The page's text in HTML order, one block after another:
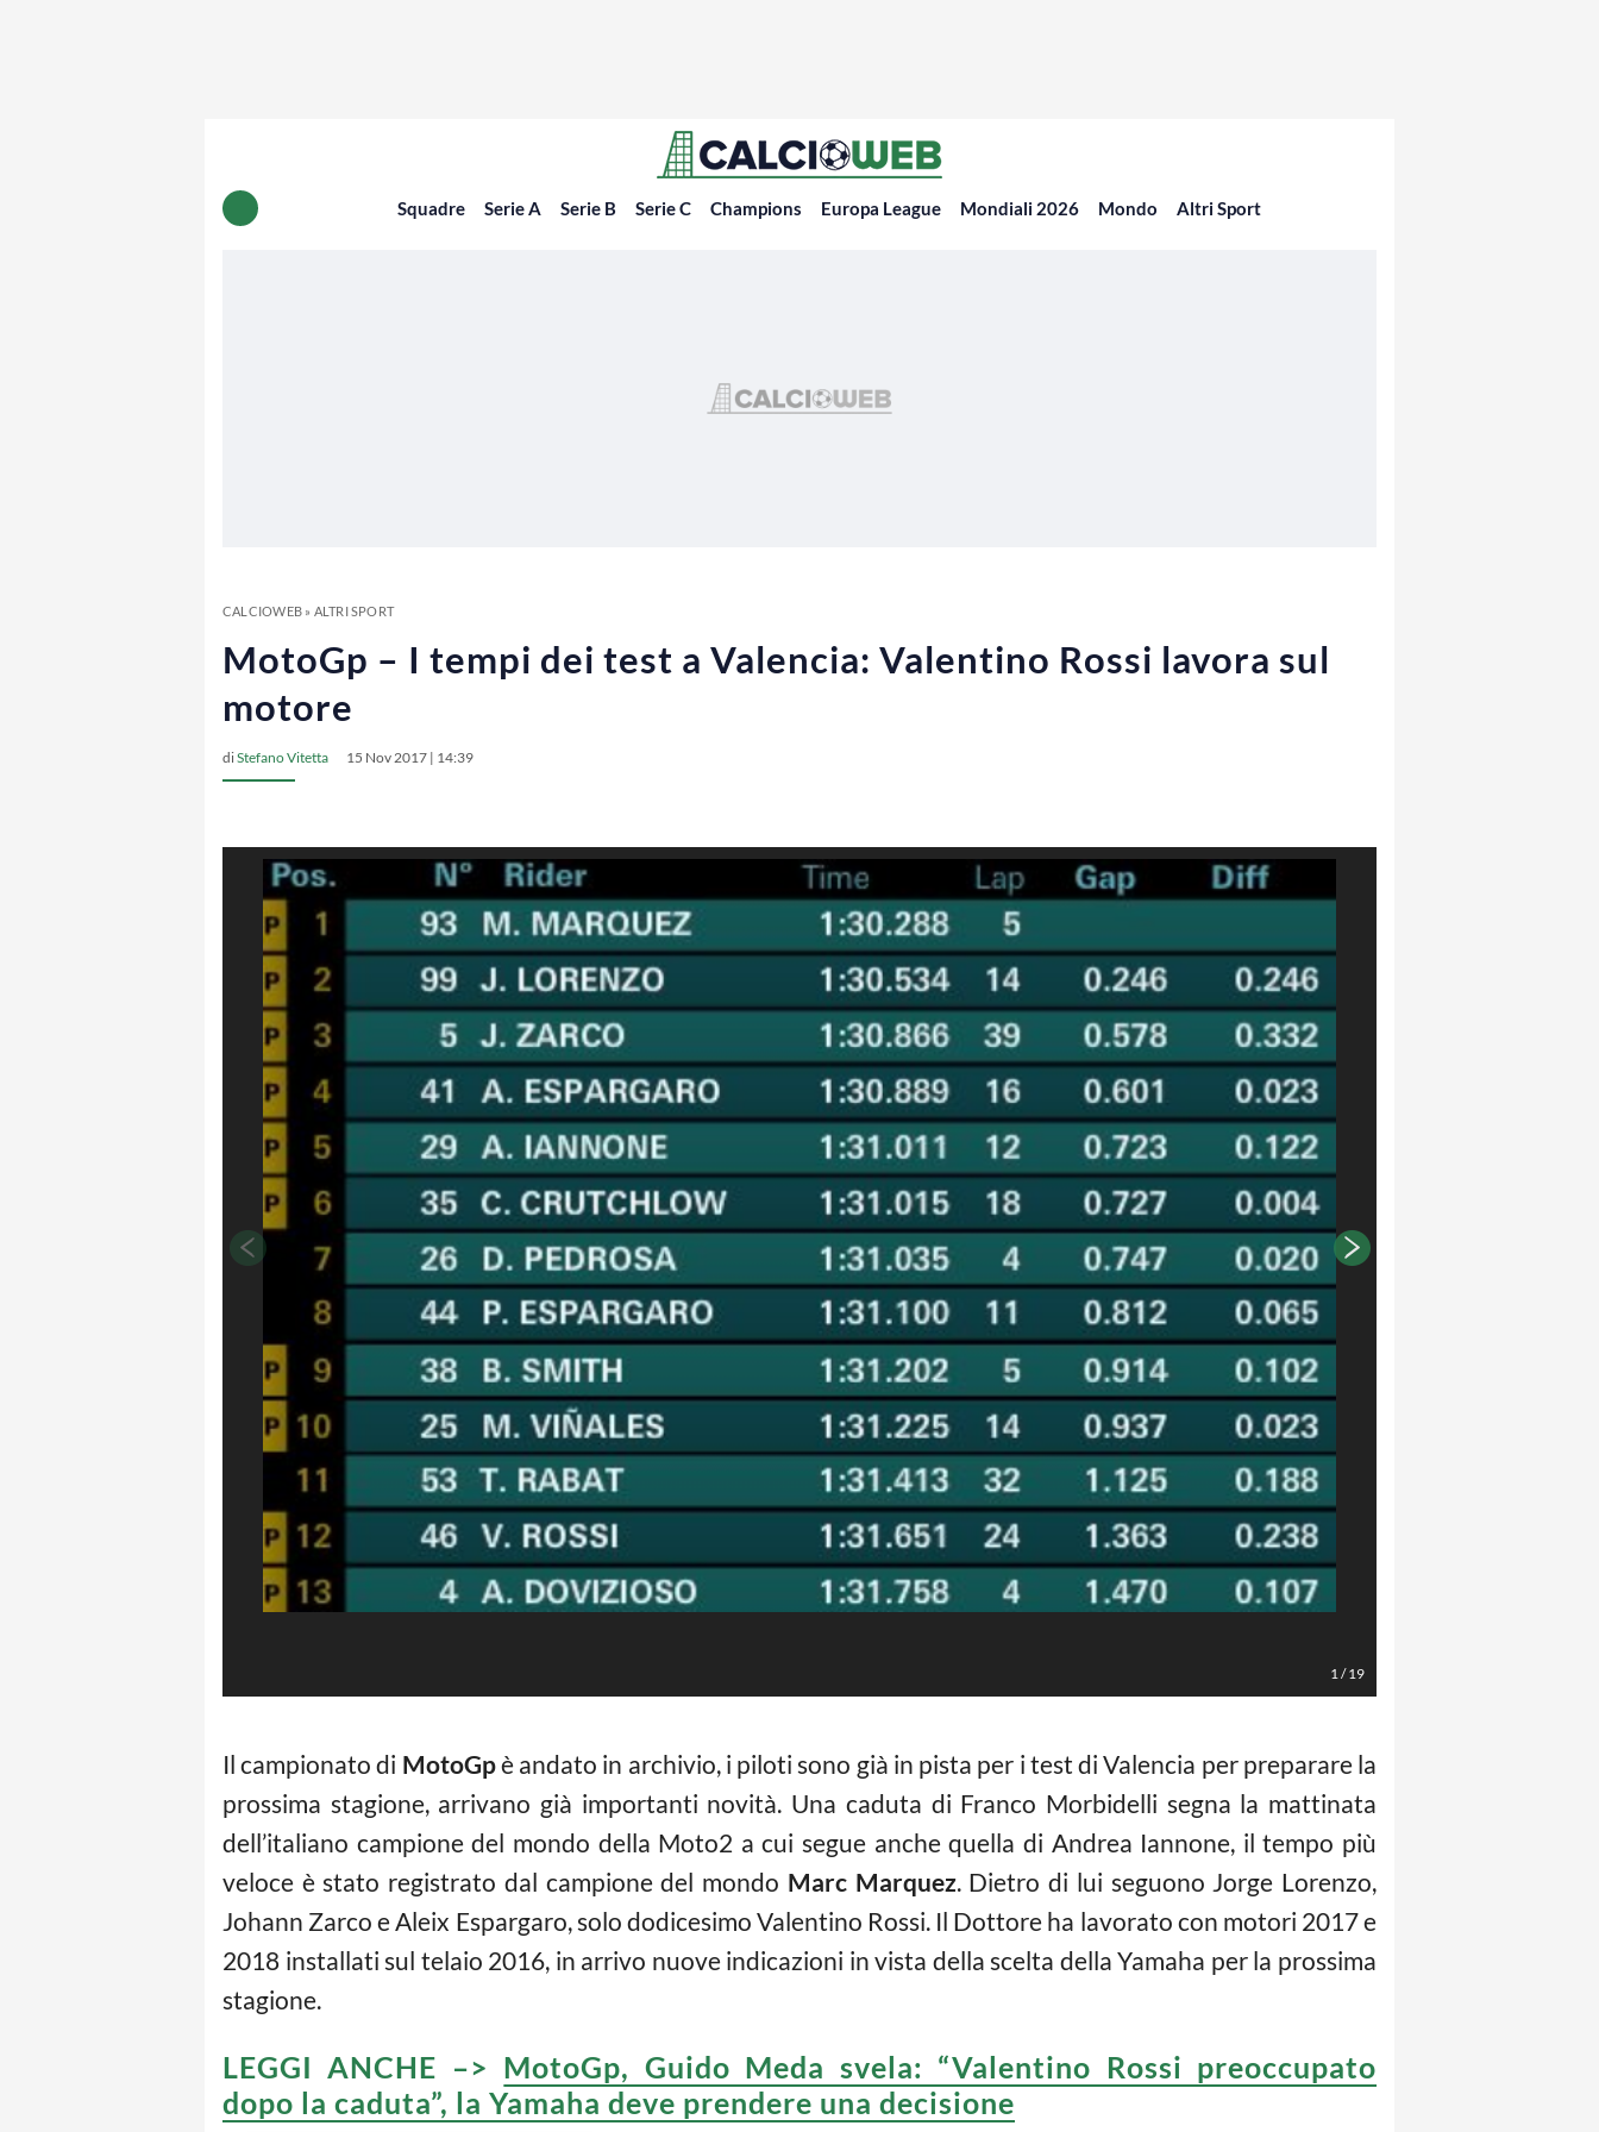
Squadre Serie A Serie B Serie C Champions Europa League Mondiali 2026 Mondo Altri Sport
CALCIOWEB» ALTRI SPORT
MotoGp – I tempi dei test a Valencia: Valentino Rossi lavora sul
motore
diStefano Vitetta 15 Nov 2017 | 14:39
1/19
Il campionato di MotoGpè andato in archivio, i piloti sono già in pista per i test di Valencia per preparare la
prossima stagione, arrivano già importanti novità. Una caduta di Franco Morbidelli segna la mattinata
dell’italiano campione del mondo della Moto2 a cui segue anche quella di Andrea Iannone, il tempo più
veloce è stato registrato dal campione del mondo Marc Marquez. Dietro di lui seguono Jorge Lorenzo,
Johann Zarco e Aleix Espargaro, solo dodicesimo Valentino Rossi. Il Dottore ha lavorato con motori 2017 e
2018 installati sul telaio 2016, in arrivo nuove indicazioni in vista della scelta della Yamaha per la prossima
stagione.
LEGGI ANCHE –> MotoGp, Guido Meda svela: “Valentino Rossi preoccupato
dopo la caduta”, la Yamaha deve prendere una decisione